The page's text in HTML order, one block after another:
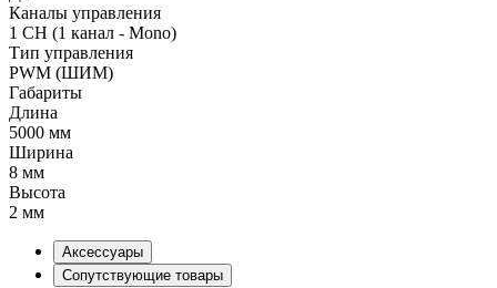
Каналы управления
1 CH (1 канал - Mono)
Тип управления
PWM (ШИМ)
Габариты
Длина
5000 мм
Ширина
8 мм
Высота
2 мм
Аксессуары
Сопутствующие товары